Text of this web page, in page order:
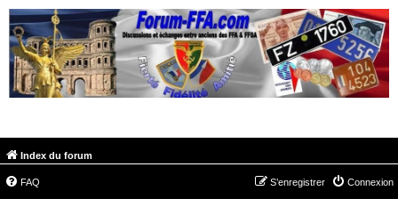
Index du forum
FAQ Connexion
S’enregistrer